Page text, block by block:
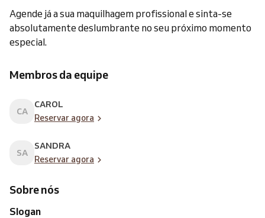
Agende já a sua maquilhagem profissional e sinta-se
absolutamente deslumbrante no seu próximo momento
especial.
Membros da equipe
CA
CAROL
Reservar agora
SA
SANDRA
Reservar agora
Sobre nós
Slogan